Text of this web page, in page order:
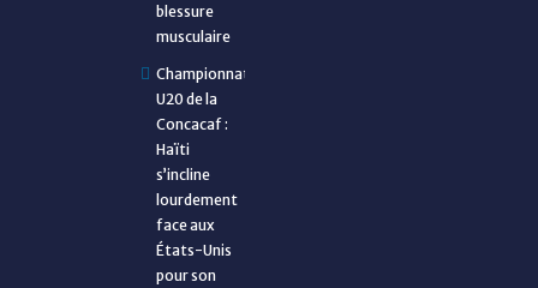
blessure
musculaire
Championnat
U20 de la
Concacaf :
Haïti
s’incline
lourdement
face aux
États-Unis
pour son